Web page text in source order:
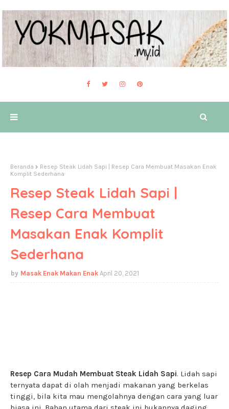
Beranda
Resep Steak Lidah Sapi | Resep Cara Membuat Masakan Enak
Komplit Sederhana
Resep Steak Lidah Sapi |
Resep Cara Membuat
Masakan Enak Komplit
Sederhana
Masak Enak Makan Enak April 20, 2021
Resep Cara Mudah Membuat Steak Lidah Sapi. Lidah sapi
ternyata dapat di olah menjadi makanan yang berkelas
tinggi, bila kita mau mengolahnya dengan cara yang luar